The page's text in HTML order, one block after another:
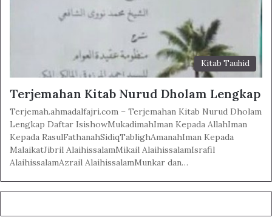
Kitab Tauhid
Terjemahan Kitab Nurud Dholam Lengkap
Terjemah.ahmadalfajri.com – Terjemahan Kitab Nurud Dholam
Lengkap Daftar IsishowMukadimahIman Kepada AllahIman
Kepada RasulFathanahSidiqTablighAmanahIman Kepada
MalaikatJibril AlaihissalamMikail AlaihissalamIsrafil
AlaihissalamAzrail AlaihissalamMunkar dan…